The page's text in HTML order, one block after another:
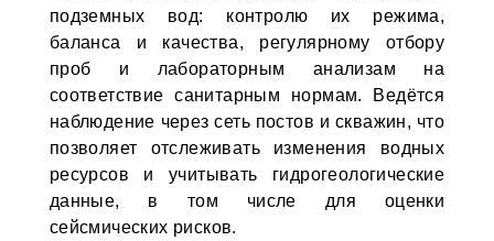
подземных вод: контролю их режима,
баланса и качества, регулярному отбору
проб и лабораторным анализам на
соответствие санитарным нормам. Ведётся
наблюдение через сеть постов и скважин, что
позволяет отслеживать изменения водных
ресурсов и учитывать гидрогеологические
данные, в том числе для оценки
сейсмических рисков.